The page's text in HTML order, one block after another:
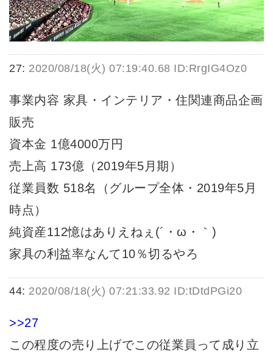
27: 2020/08/18(火) 07:19:40.68 ID:RrgIG4Oz0
事業内容 家具・インテリア・住関連商品企画
販売
資本金 1億4000万円
売上高 173億（2019年5月期）
従業員数 518名（グループ全体・2019年5月
時点）
純資産112憶はありえねぇ(´・ω・｀)
家具の利益率なんて10％切るやろ
44: 2020/08/18(火) 07:21:33.92 ID:tDtdPGi20
>>27
この程度の売り上げでこの従業員って成り立